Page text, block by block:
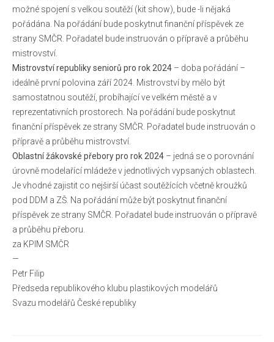
Základní informace
Jak se stát členem IPMS CZE
Ke stažení
Zahraniční kluby
Kontakty
možné spojení s velkou soutěží (kit show), bude -li nějaká
pořádána. Na pořádání bude poskytnut finanční příspěvek ze
strany SMČR. Pořadatel bude instruován o přípravě a průběhu
mistrovství.
Mistrovství republiky seniorů pro rok 2024 – doba pořádání –
ideálně první polovina září 2024. Mistrovství by mělo být
samostatnou soutěží, probíhající ve velkém městě a v
reprezentativních prostorech. Na pořádání bude poskytnut
finanční příspěvek ze strany SMČR. Pořadatel bude instruován o
přípravě a průběhu mistrovství.
Oblastní žákovské přebory pro rok 2024 – jedná se o porovnání
úrovně modelařící mládeže v jednotlivých vypsaných oblastech.
Je vhodné zajistit co nejširší účast soutěžících včetně kroužků
pod DDM a ZŠ. Na pořádání může být poskytnut finanční
příspěvek ze strany SMČR. Pořadatel bude instruován o přípravě
a průběhu přeboru.
za KPlM SMČR
—
Petr Filip
Předseda republikového klubu plastikových modelářů
Svazu modelářů České republiky